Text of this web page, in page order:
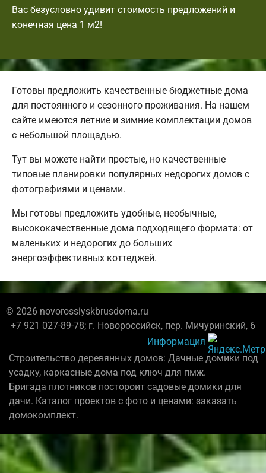
Вас безусловно удивит стоимость предложений и
конечная цена 1 м2!
Готовы предложить качественные бюджетные дома
для постоянного и сезонного проживания. На нашем
сайте имеются летние и зимние комплектации домов
с небольшой площадью.
Тут вы можете найти простые, но качественные
типовые планировки популярных недорогих домов с
фотографиями и ценами.
Мы готовы предложить удобные, необычные,
высококачественные дома подходящего формата: от
маленьких и недорогих до больших
энергоэффективных коттеджей.
© 2026 novorossiyskbrusdoma.ru
+7 921 027-89-78; г. Новороссийск, пер. Мичуринский, 6
Информация
Строительство деревянных домов: Дачные домики под
усадку, каркасные дома под ключ для пмж.
Бригада плотников постороит садовые домики для
дачи. Каталог проектов с фото и ценами: заказать
домокомплект.